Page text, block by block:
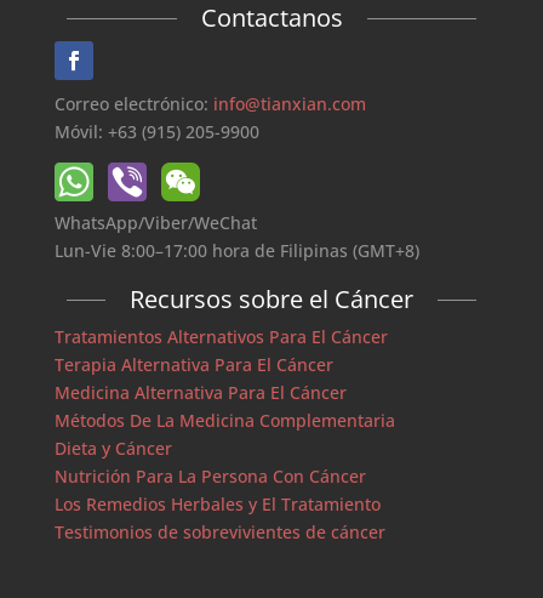
Contactanos
Correo electrónico: info@tianxian.com
Móvil: +63 (915) 205-9900
WhatsApp/Viber/WeChat
Lun-Vie 8:00–17:00 hora de Filipinas (GMT+8)
Recursos sobre el Cáncer
Tratamientos Alternativos Para El Cáncer
Terapia Alternativa Para El Cáncer
Medicina Alternativa Para El Cáncer
Métodos De La Medicina Complementaria
Dieta y Cáncer
Nutrición Para La Persona Con Cáncer
Los Remedios Herbales y El Tratamiento
Testimonios de sobrevivientes de cáncer